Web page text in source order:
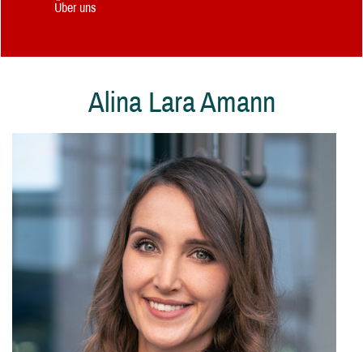
Über uns
Alina Lara Amann